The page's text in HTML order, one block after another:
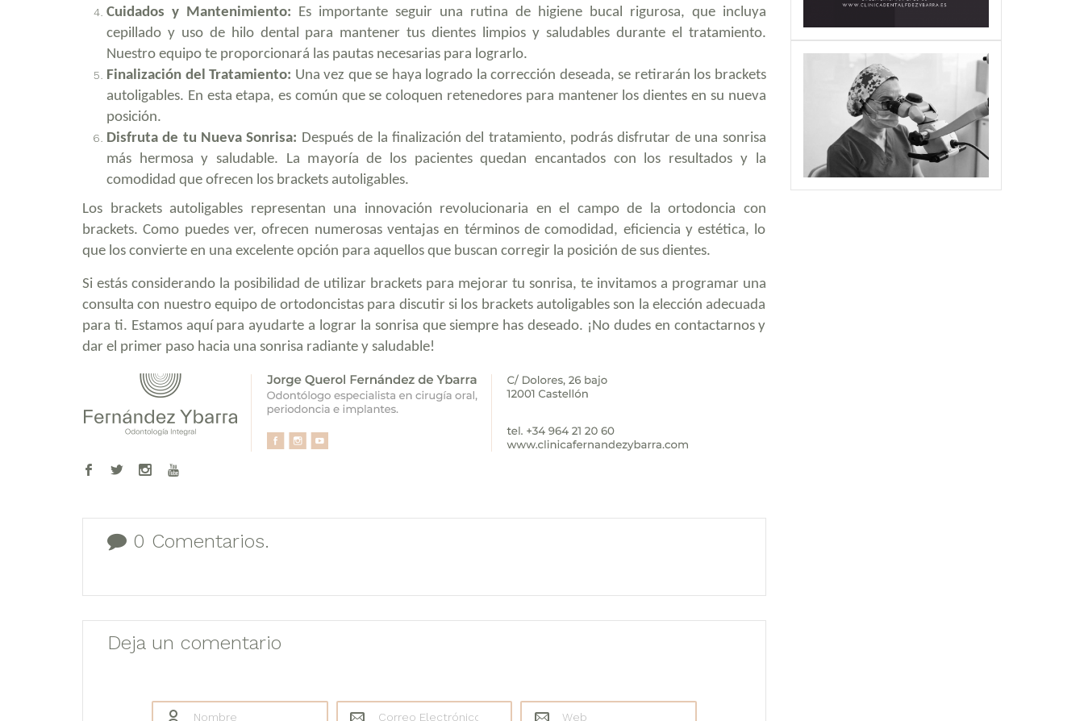
Cuidados y Mantenimiento: Es importante seguir una rutina de higiene bucal rigurosa, que incluya
cepillado y uso de hilo dental para mantener tus dientes limpios y saludables durante el tratamiento.
Nuestro equipo te proporcionará las pautas necesarias para lograrlo.
Finalización del Tratamiento: Una vez que se haya logrado la corrección deseada, se retirarán los brackets
autoligables. En esta etapa, es común que se coloquen retenedores para mantener los dientes en su nueva
posición.
Disfruta de tu Nueva Sonrisa: Después de la finalización del tratamiento, podrás disfrutar de una sonrisa
más hermosa y saludable. La mayoría de los pacientes quedan encantados con los resultados y la
comodidad que ofrecen los brackets autoligables.
Los brackets autoligables representan una innovación revolucionaria en el campo de la ortodoncia con
brackets. Como puedes ver, ofrecen numerosas ventajas en términos de comodidad, eficiencia y estética, lo
que los convierte en una excelente opción para aquellos que buscan corregir la posición de sus dientes.
Si estás considerando la posibilidad de utilizar brackets para mejorar tu sonrisa, te invitamos a programar una
consulta con nuestro equipo de ortodoncistas para discutir si los brackets autoligables son la elección adecuada
para ti. Estamos aquí para ayudarte a lograr la sonrisa que siempre has deseado. ¡No dudes en contactarnos y
dar el primer paso hacia una sonrisa radiante y saludable!
0 Comentarios.
Deja un comentario
Nombre